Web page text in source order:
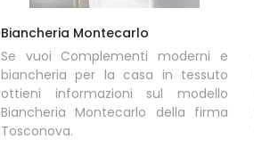
Biancheria Montecarlo
Se vuoi Complementi moderni e
biancheria per la casa in tessuto
ottieni informazioni sul modello
Biancheria Montecarlo della firma
Tosconova.